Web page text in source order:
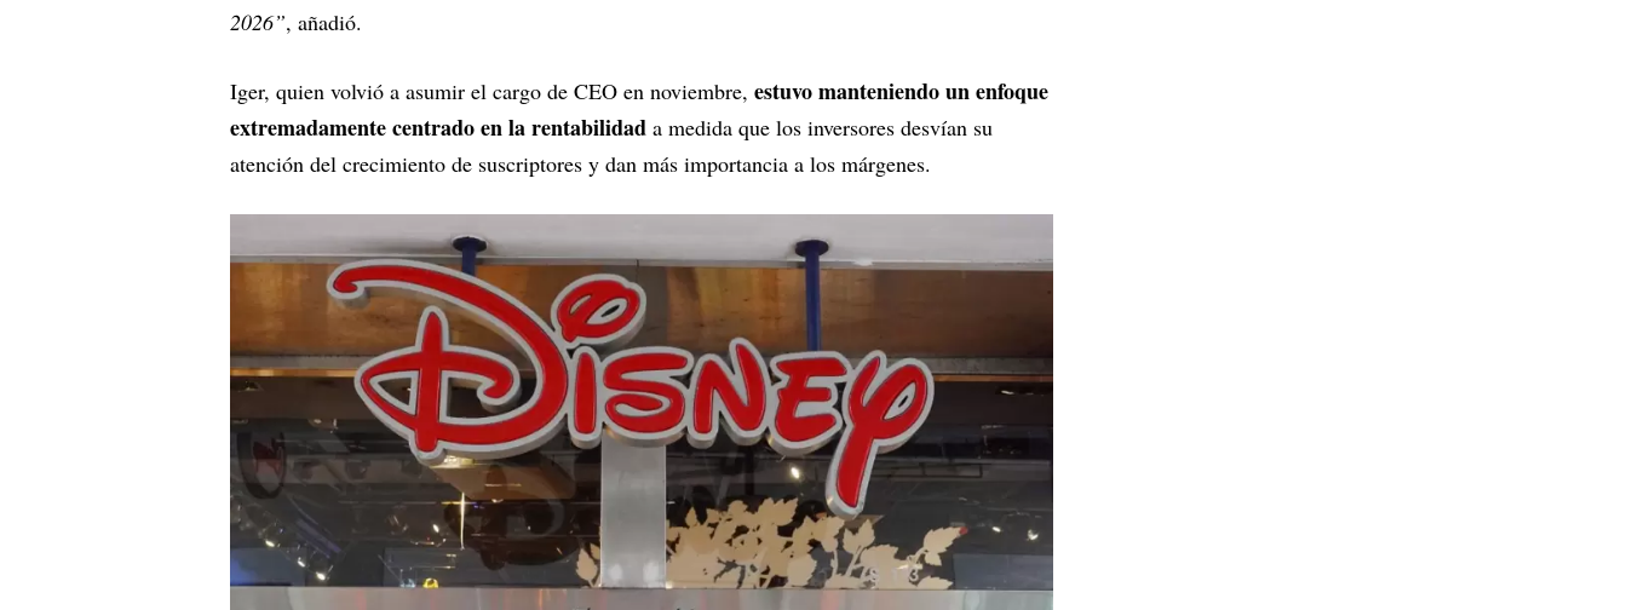
2026”, añadió.
Iger, quien volvió a asumir el cargo de CEO en noviembre, estuvo manteniendo un enfoque
extremadamente centrado en la rentabilidad a medida que los inversores desvían su
atención del crecimiento de suscriptores y dan más importancia a los márgenes.